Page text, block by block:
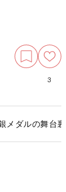
3
ダルの舞台裏